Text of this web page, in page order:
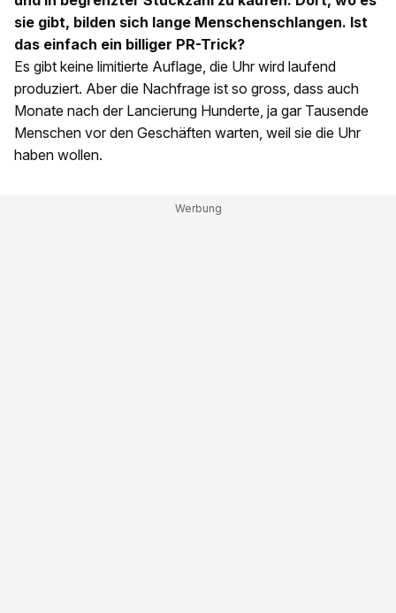
sie gibt, bilden sich lange Menschenschlangen. Ist
das einfach ein billiger PR-Trick?
Es gibt keine limitierte Auflage, die Uhr wird laufend
produziert. Aber die Nachfrage ist so gross, dass auch
Monate nach der Lancierung Hunderte, ja gar Tausende
Menschen vor den Geschäften warten, weil sie die Uhr
haben wollen.